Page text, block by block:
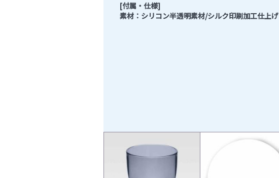
[付属・仕様]
素材：シリコン半透明素材/シルク印刷加工仕上げ